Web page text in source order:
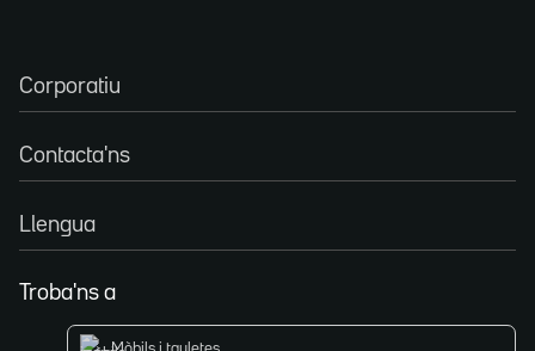
Corporatiu
Contacta'ns
Llengua
Troba'ns a